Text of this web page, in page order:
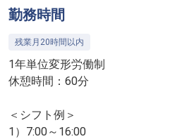
勤務時間
残業月20時間以内
1年単位変形労働制
休憩時間：60分
＜シフト例＞
1）7:00～16:00